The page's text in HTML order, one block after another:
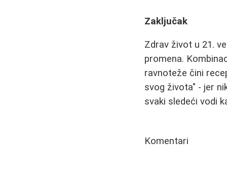
Zaključak
Zdrav život u 21.
promena.
ravnoteže čini
svog života" - jer
svaki sledeći vodi
Komentari